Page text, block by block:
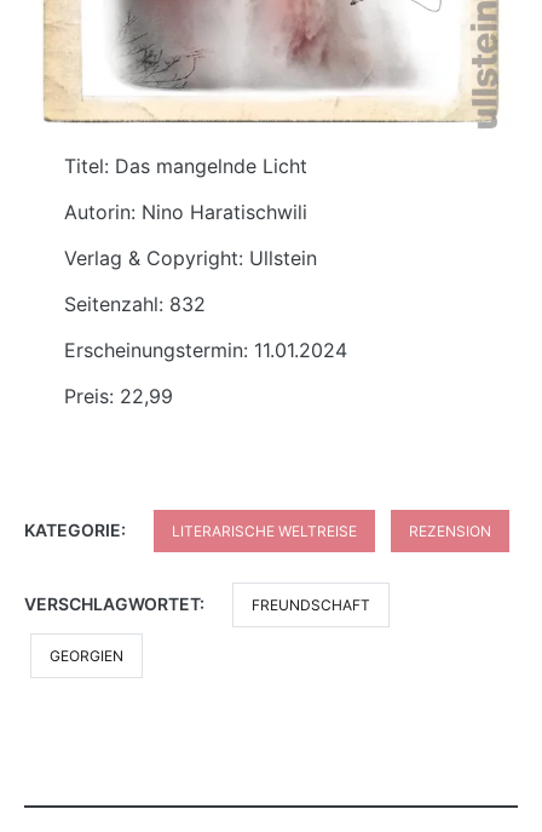
Titel: Das mangelnde Licht
Autorin: Nino Haratischwili
Verlag & Copyright: Ullstein
Seitenzahl: 832
Erscheinungstermin: 11.01.2024
Preis: 22,99
KATEGORIE: LITERARISCHE WELTREISE REZENSION
VERSCHLAGWORTET: FREUNDSCHAFT
GEORGIEN